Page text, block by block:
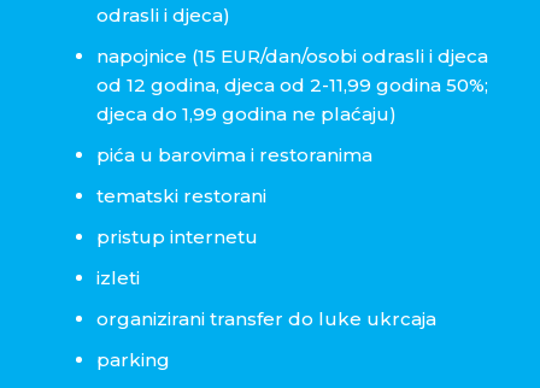
odrasli i djeca)
napojnice (15 EUR/dan/osobi odrasli i djeca
od 12 godina, djeca od 2-11,99 godina 50%;
djeca do 1,99 godina ne plaćaju)
pića u barovima i restoranima
tematski restorani
pristup internetu
izleti
organizirani transfer do luke ukrcaja
parking